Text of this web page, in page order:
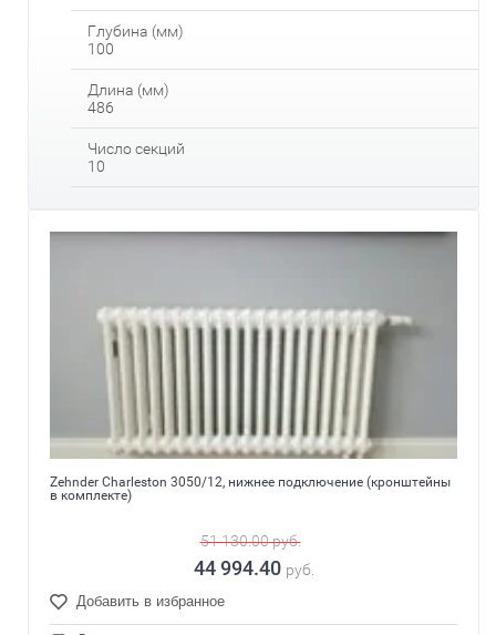
Глубина (мм)
100
Длина (мм)
486
Число секций
10
Zehnder Charleston 3050/12, нижнее подключение (кронштейны
в комплекте)
51 130.00руб.
44 994.40 руб.
Добавить в избранное